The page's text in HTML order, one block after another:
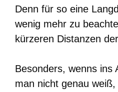
Denn für so eine
wenig mehr zu
kürzeren Distanzen
Besonders, wenns ins
man nicht genau